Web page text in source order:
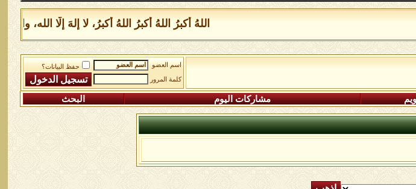
اللهُ أكبرُ اللهُ أكبرُ اللهُ أكبرُ، لا إلهَ إلَّا الله،
اسم العضو
حفظ البيانات؟
كلمة المرور
مشاركات اليوم البحث